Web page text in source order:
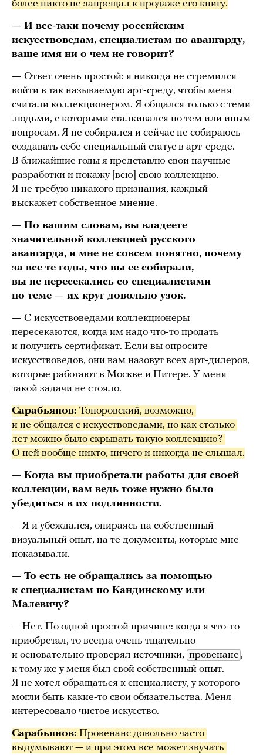
более никто не запрещал к продаже его книгу.
— И все-таки почему российским
искусствоведам, специалистам по авангарду,
ваше имя ни о чем не говорит?
— Ответ очень простой: я никогда не стремился
войти в так называемую арт-среду, чтобы меня
считали коллекционером. Я общался только с теми
людьми, с которыми сталкивался по тем или иным
вопросам. Я не собирался и сейчас не собираюсь
создавать себе специальный статус в арт-среде.
В ближайшие годы я представлю свои научные
разработки и покажу [всю] свою коллекцию.
Я не требую никакого признания, каждый
выскажет собственное мнение.
— По вашим словам, вы владеете
значительной коллекцией русского
авангарда, и мне не совсем понятно, почему
за все те годы, что вы ее собирали,
вы не пересекались со специалистами
по теме — их круг довольно узок.
— С искусствоведами коллекционеры
пересекаются, когда им надо что-то продать
и получить сертификат. Если вы опросите
искусствоведов, они вам назовут всех арт-дилеров,
которые работают в Москве и Питере. У меня
такой задачи не стояло.
Сарабьянов: Топоровский, возможно,
и не общался с искусствоведами, но как столько
лет можно было скрывать такую коллекцию?
О ней вообще никто, ничего и никогда не слышал.
— Когда вы приобретали работы для своей
коллекции, вам ведь тоже нужно было
убедиться в их подлинности.
— Я и убеждался, опираясь на собственный
визуальный опыт, на те документы, которые мне
показывали.
— То есть не обращались за помощью
к специалистам по Кандинскому или
Малевичу?
— Нет. По одной простой причине: когда я что-то
приобретал, то всегда очень тщательно
и основательно проверял источники, провенанс ,
к тому же у меня был свой собственный опыт.
Я не хотел обращаться к специалисту, у которого
могли быть какие-то свои обязательства. Меня
интересовало чистое искусство.
Сарабьянов: Провенанс довольно часто
выдумывают — и при этом все может звучать